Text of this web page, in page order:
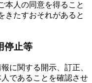
本人の同意を得ること
きたすおそれがあると
停止等
に関する開示、訂正、
であることを確認させ